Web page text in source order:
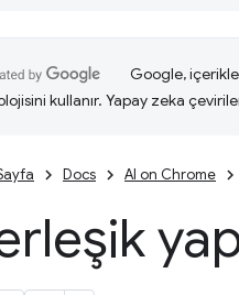
Google,
kullanır. Yapay zeka
Docs AI on Chrome